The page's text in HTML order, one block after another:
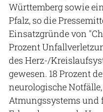
Württemberg sowie
Pfalz, so die
Einsatzgründe von
Prozent
des Herz-/
gewesen. 18 Prozent
neurologische
Atmungssystems